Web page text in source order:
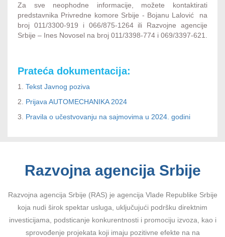
Za sve neophodne informacije, možete kontaktirati
predstavnika Privredne komore Srbije - Bojanu Lalović na
broj 011/3300-919 i 066/875-1264 ili Razvojne agencije
Srbije – Ines Novosel na broj 011/3398-774 i 069/3397-621.
Prateća dokumentacija:
1. Tekst Javnog poziva
2. Prijava AUTOMECHANIKA 2024
3. Pravila o učestvovanju na sajmovima u 2024. godini
Razvojna agencija Srbije
Razvojna agencija Srbije (RAS) je agencija Vlade Republike Srbije
koja nudi širok spektar usluga, uključujući podršku direktnim
investicijama, podsticanje konkurentnosti i promociju izvoza, kao i
sprovođenje projekata koji imaju pozitivne efekte na na